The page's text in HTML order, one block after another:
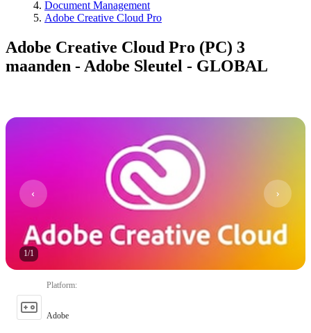
Document Management
Adobe Creative Cloud Pro
Adobe Creative Cloud Pro (PC) 3
maanden - Adobe Sleutel - GLOBAL
1/1
Platform:
Adobe